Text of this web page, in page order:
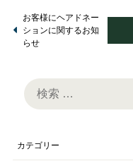
お客様にヘアドネー
ションに関するお知
らせ
検
索:
カテゴリー